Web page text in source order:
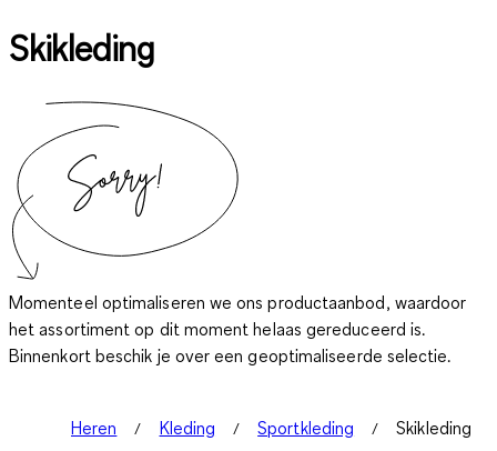
Skikleding
Momenteel optimaliseren we ons productaanbod, waardoor
het assortiment op dit moment helaas gereduceerd is.
Binnenkort beschik je over een geoptimaliseerde selectie.
Heren Kleding Sportkleding Skikleding